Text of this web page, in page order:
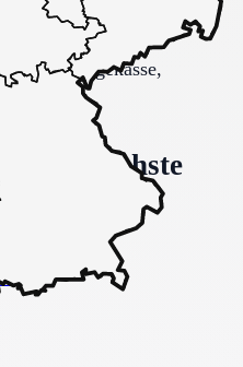
Pflegekasse,
und nächste